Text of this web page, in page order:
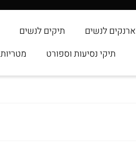
ארנקים לנשים תיקים לנשים
תיקי נסיעות וספורט
מטריות